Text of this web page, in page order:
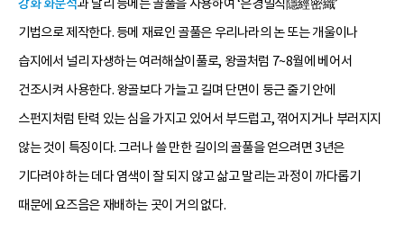
강화 화문석과 달리 등메는 골풀을 사용하여 ‘은경밀직隱經密織’
기법으로 제작한다. 등메 재료인 골풀은 우리나라의 논 또는 개울이나
습지에서 널리 자생하는 여러해살이풀로, 왕골처럼 7~8월에 베어서
건조시켜 사용한다. 왕골보다 가늘고 길며 단면이 둥근 줄기 안에
스펀지처럼 탄력 있는 심을 가지고 있어서 부드럽고, 꺾어지거나 부러지지
않는 것이 특징이다. 그러나 쓸 만한 길이의 골풀을 얻으려면 3년은
기다려야 하는 데다 염색이 잘 되지 않고 삶고 말리는 과정이 까다롭기
때문에 요즈음은 재배하는 곳이 거의 없다.